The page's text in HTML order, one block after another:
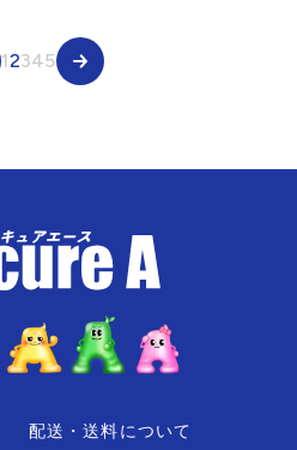
12345
配送・送料について